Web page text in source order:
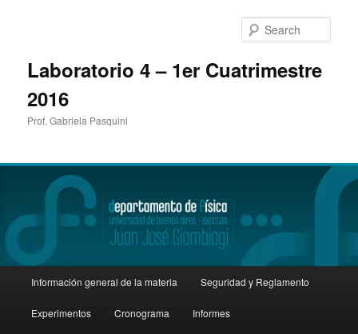
Laboratorio 4 – 1er Cuatrimestre
2016
Prof. Gabriela Pasquini
Skip
to
Información general de la materia Seguridad y Reglamento
Experimentos Cronograma Informes